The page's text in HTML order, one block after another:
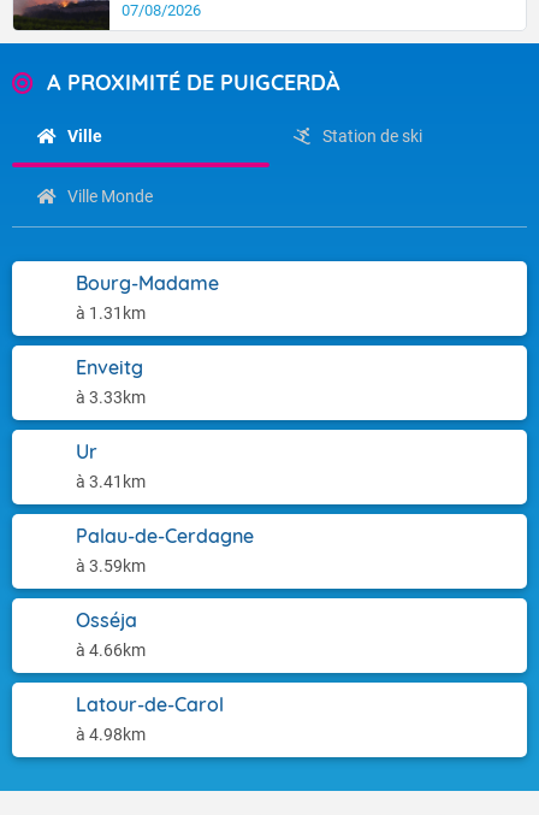
07/08/2026
A PROXIMITÉ DE PUIGCERDÀ
Ville Station de ski
Ville Monde
Bourg-Madame
à 1.31km
Enveitg
à 3.33km
Ur
à 3.41km
Palau-de-Cerdagne
à 3.59km
Osséja
à 4.66km
Latour-de-Carol
à 4.98km